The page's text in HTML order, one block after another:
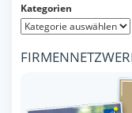
Kategorien